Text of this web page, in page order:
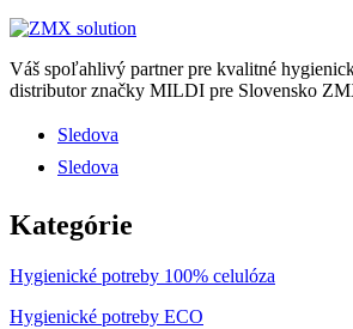
Váš spoľahlivý partner pre kvalitné
distributor značky MILDI pre Slovensko
Sledova
Sledova
Kategórie
Hygienické potreby 100% celulóza
Hygienické potreby ECO